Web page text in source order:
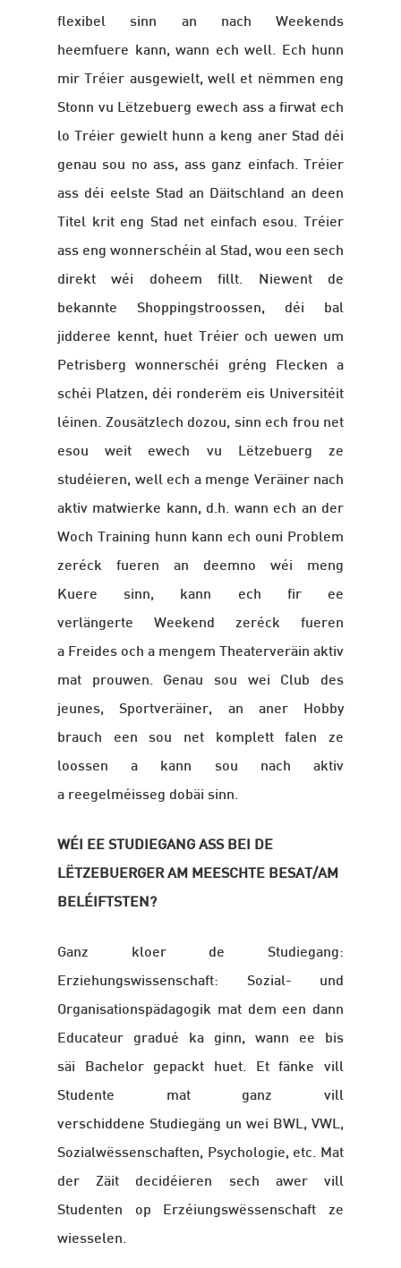
flexibel sinn an nach Weekends
heemfuere kann, wann ech well. Ech hunn
mir Tréier ausgewielt, well et nëmmen eng
Stonn vu Lëtzebuerg ewech ass a firwat ech
lo Tréier gewielt hunn a keng aner Stad déi
genau sou no ass, ass ganz einfach. Tréier
ass déi eelste Stad an Däitschland an deen
Titel krit eng Stad net einfach esou. Tréier
ass eng wonnerschéin al Stad, wou een sech
direkt wéi doheem fillt. Niewent de
bekannte Shoppingstroossen, déi bal
jidderee kennt, huet Tréier och uewen um
Petrisberg wonnerschéi gréng Flecken a
schéi Platzen, déi ronderëm eis Universitéit
léinen. Zousätzlech dozou, sinn ech frou net
esou weit ewech vu Lëtzebuerg ze
studéieren, well ech a menge Veräiner nach
aktiv matwierke kann, d.h. wann ech an der
Woch Training hunn kann ech ouni Problem
zeréck fueren an deemno wéi meng
Kuere sinn, kann ech fir ee
verlängerte Weekend zeréck fueren
a Freides och a mengem Theaterveräin aktiv
mat prouwen. Genau sou wei Club des
jeunes, Sportveräiner, an aner Hobby
brauch een sou net komplett falen ze
loossen a kann sou nach aktiv
a reegelméisseg dobäi sinn.
WÉI EE STUDIEGANG ASS BEI DE
LËTZEBUERGER AM MEESCHTE BESAT/AM
BELÉIFTSTEN?
Ganz kloer de Studiegang:
Erziehungswissenschaft: Sozial- und
Organisationspädagogik mat dem een dann
Educateur gradué ka ginn, wann ee bis
säi Bachelor gepackt huet. Et fänke vill
Studente mat ganz vill
verschiddene Studiegäng un wei BWL, VWL,
Sozialwëssenschaften, Psychologie, etc. Mat
der Zäit decidéieren sech awer vill
Studenten op Erzéiungswëssenschaft ze
wiesselen.